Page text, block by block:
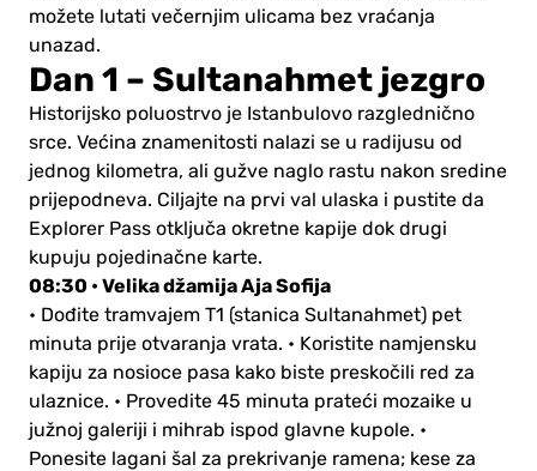
možete lutati večernjim ulicama bez vraćanja
unazad.
Dan 1 – Sultanahmet jezgro
Historijsko poluostrvo je Istanbulovo razglednično
srce. Većina znamenitosti nalazi se u radijusu od
jednog kilometra, ali gužve naglo rastu nakon sredine
prijepodneva. Ciljajte na prvi val ulaska i pustite da
Explorer Pass otključa okretne kapije dok drugi
kupuju pojedinačne karte.
08:30 • Velika džamija Aja Sofija
• Dođite tramvajem T1 (stanica Sultanahmet) pet
minuta prije otvaranja vrata. • Koristite namjensku
kapiju za nosioce pasa kako biste preskočili red za
ulaznice. • Provedite 45 minuta prateći mozaike u
južnoj galeriji i mihrab ispod glavne kupole. •
Ponesite lagani šal za prekrivanje ramena; kese za